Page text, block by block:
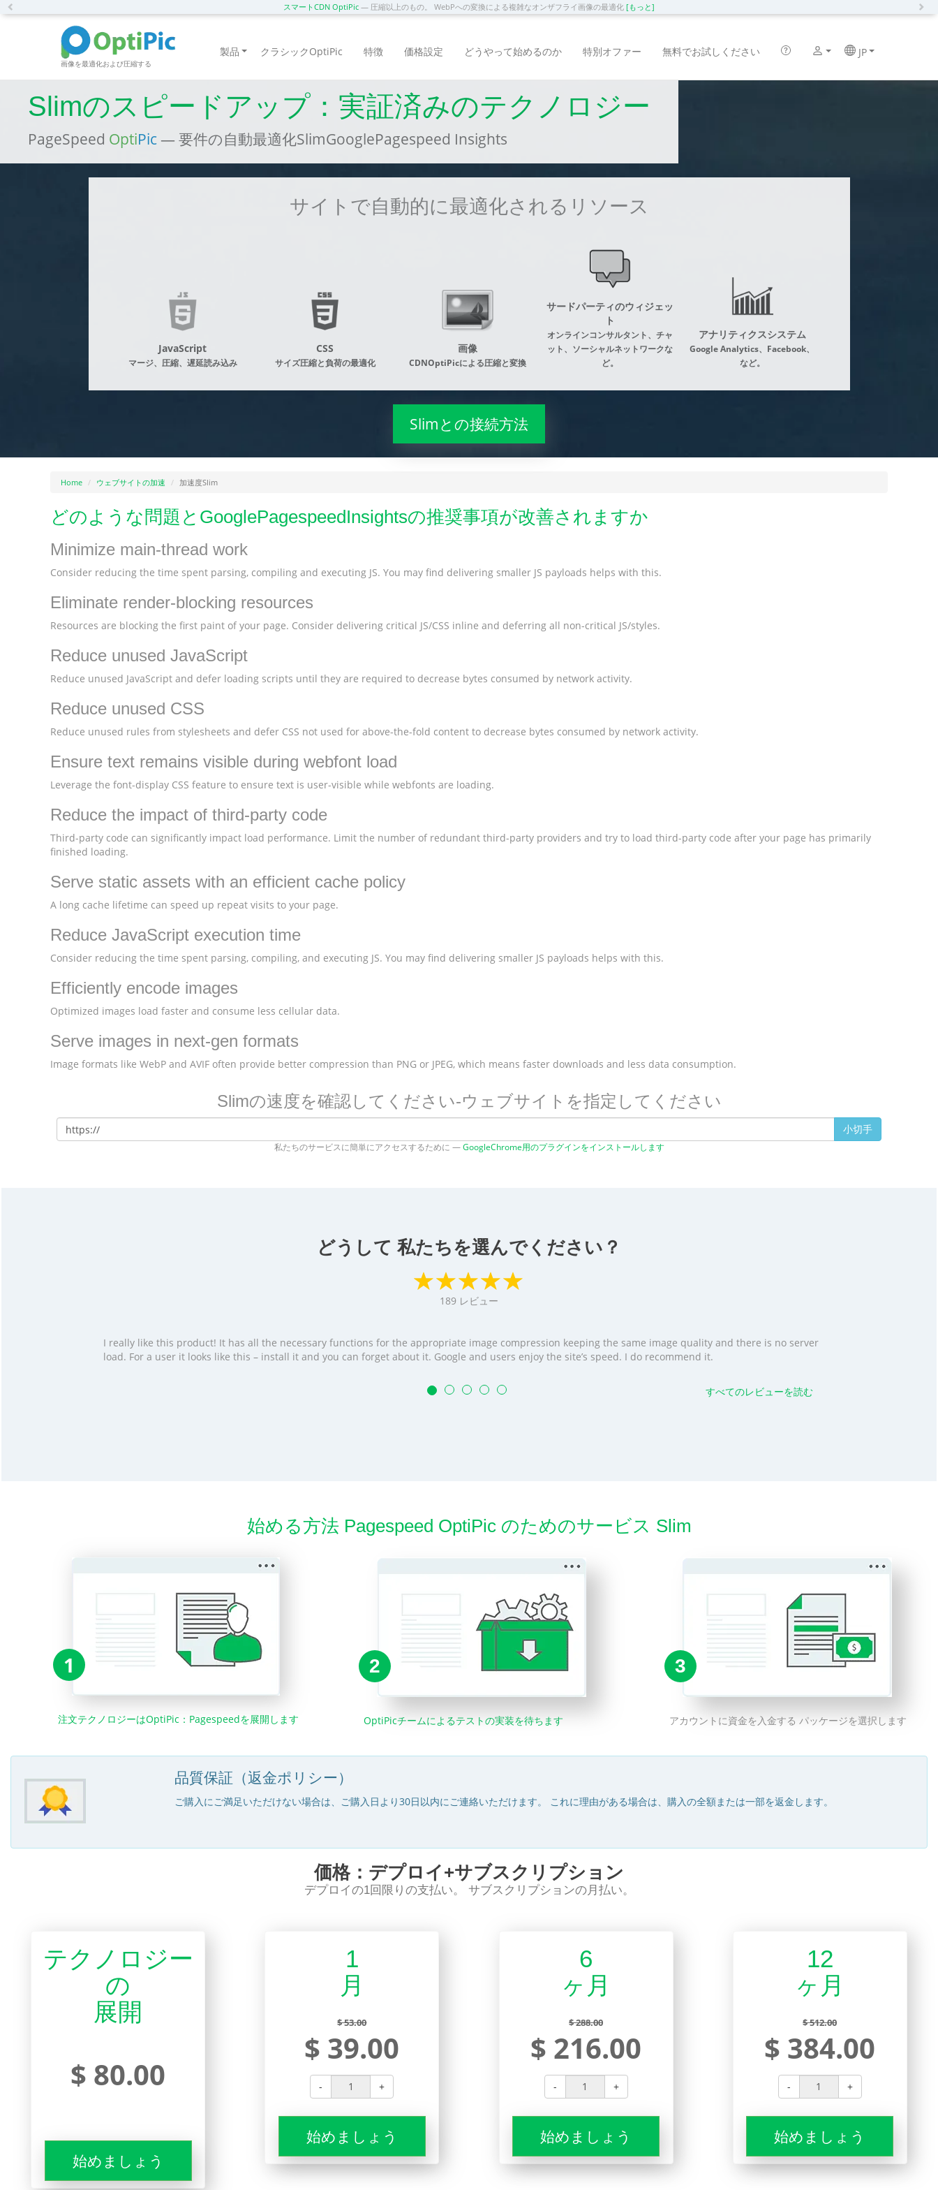
スマートCDN OptiPic — 圧縮以上のもの。 WebPへの変換による複雑なオンザフライ画像の最適化 [もっと]
画像を最適化および圧縮する
製品 クラシックOptiPic 特徴 価格設定 どうやって始めるのか 特別オファー 無料でお試しください JP
Slimのスピードアップ：実証済みのテクノロジー
PageSpeed OptiPic — 要件の自動最適化SlimGooglePagespeed Insights
サイトで自動的に最適化されるリソース
JavaScript
マージ、圧縮、遅延読み込み
CSS
サイズ圧縮と負荷の最適化
画像
CDNOptiPicによる圧縮と変換
サードパーティのウィジェッ
ト
オンラインコンサルタント、チャ
ット、ソーシャルネットワークな
ど。
アナリティクスシステム
Google Analytics、Facebook、
など。
Slimとの接続方法
Home ウェブサイトの加速 加速度Slim
どのような問題とGooglePagespeedInsightsの推奨事項が改善されますか
Minimize main-thread work
Consider reducing the time spent parsing, compiling and executing JS. You may find delivering smaller JS payloads helps with this.
Eliminate render-blocking resources
Resources are blocking the first paint of your page. Consider delivering critical JS/CSS inline and deferring all non-critical JS/styles.
Reduce unused JavaScript
Reduce unused JavaScript and defer loading scripts until they are required to decrease bytes consumed by network activity.
Reduce unused CSS
Reduce unused rules from stylesheets and defer CSS not used for above-the-fold content to decrease bytes consumed by network activity.
Ensure text remains visible during webfont load
Leverage the font-display CSS feature to ensure text is user-visible while webfonts are loading.
Reduce the impact of third-party code
Third-party code can significantly impact load performance. Limit the number of redundant third-party providers and try to load third-party code after your page has primarily
finished loading.
Serve static assets with an efficient cache policy
A long cache lifetime can speed up repeat visits to your page.
Reduce JavaScript execution time
Consider reducing the time spent parsing, compiling, and executing JS. You may find delivering smaller JS payloads helps with this.
Efficiently encode images
Optimized images load faster and consume less cellular data.
Serve images in next-gen formats
Image formats like WebP and AVIF often provide better compression than PNG or JPEG, which means faster downloads and less data consumption.
Slimの速度を確認してください-ウェブサイトを指定してください
小切手
私たちのサービスに簡単にアクセスするために —GoogleChrome用のプラグインをインストールします
どうして 私たちを選んでください？
189 レビュー
I really like this product! It has all the necessary functions for the appropriate image compression keeping the same image quality and there is no server
load. For a user it looks like this – install it and you can forget about it. Google and users enjoy the site’s speed. I do recommend it.
すべてのレビューを読む
始める方法 Pagespeed OptiPic のためのサービス Slim
1
注文テクノロジーはOptiPic：Pagespeedを展開します
2
OptiPicチームによるテストの実装を待ちます
3
アカウントに資金を入金する パッケージを選択します
品質保証（返金ポリシー）
ご購入にご満足いただけない場合は、ご購入日より30日以内にご連絡いただけます。 これに理由がある場合は、購入の全額または一部を返金します。
価格：デプロイ+サブスクリプション
デプロイの1回限りの支払い。 サブスクリプションの月払い。
テクノロジー
の
展開
$ 80.00
始めましょう
1
月
$ 53.00
$ 39.00
- +
始めましょう
6
ヶ月
$ 288.00
$ 216.00
- +
始めましょう
12
ヶ月
$ 512.00
$ 384.00
- +
始めましょう